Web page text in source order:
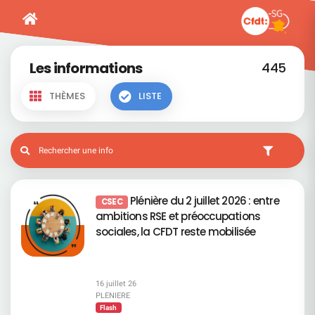
Les informations 445
THÈMES LISTE
CSEC Plénière du 2 juillet 2026 : entre
ambitions RSE et préoccupations
sociales, la CFDT reste mobilisée
16 juillet 26
PLENIERE
Flash